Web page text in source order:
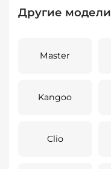
Другие модели
Master
Kangoo
Clio